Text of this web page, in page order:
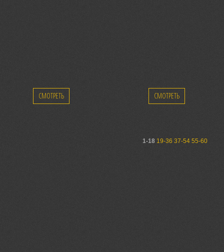
СМОТРЕТЬ СМОТРЕТЬ
1-18 19-36 37-54 55-60